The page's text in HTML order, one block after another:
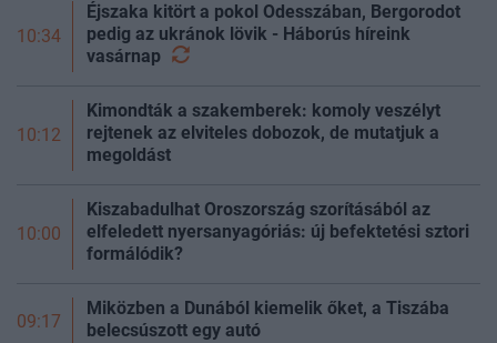
10:34
Éjszaka kitört a pokol Odesszában, Bergorodot
pedig az ukránok lövik - Háborús híreink
vasárnap
10:12
Kimondták a szakemberek: komoly veszélyt
rejtenek az elviteles dobozok, de mutatjuk a
megoldást
10:00
Kiszabadulhat Oroszország szorításából az
elfeledett nyersanyagóriás: új befektetési sztori
formálódik?
09:17
Miközben a Dunából kiemelik őket, a Tiszába
belecsúszott egy autó